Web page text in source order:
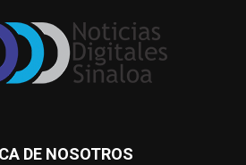
DE NOSOTROS